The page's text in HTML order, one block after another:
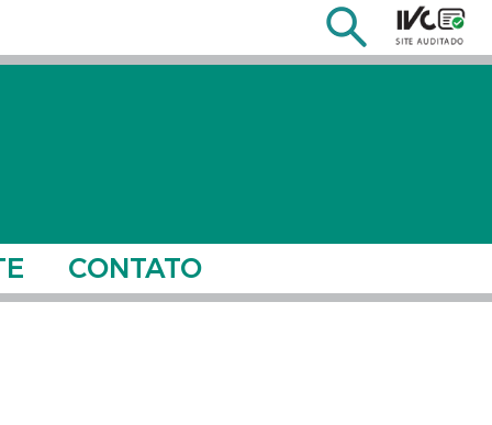
CONTATO